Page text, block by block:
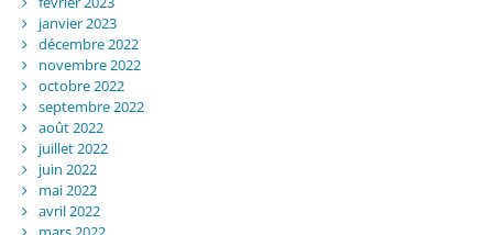
janvier 2023
décembre 2022
novembre 2022
octobre 2022
septembre 2022
août 2022
juillet 2022
juin 2022
mai 2022
avril 2022